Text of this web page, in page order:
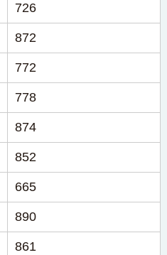
726
872
772
778
874
852
665
890
861